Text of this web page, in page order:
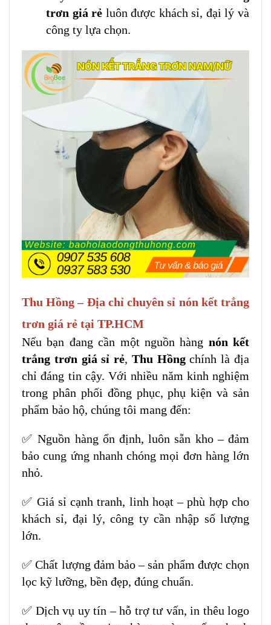
trơn giá rẻ luôn được khách sỉ, đại lý và
công ty lựa chọn.
Thu Hồng – Địa chỉ chuyên sỉ nón kết trắng
trơn giá rẻ tại TP.HCM
Nếu bạn đang cần một nguồn hàng nón kết
trắng trơn giá sỉ rẻ, Thu Hồngchính là địa
chỉ đáng tin cậy. Với nhiều năm kinh nghiệm
trong phân phối đồng phục, phụ kiện và sản
phẩm bảo hộ, chúng tôi mang đến:
✅ Nguồn hàng ổn định, luôn sẵn kho – đảm
bảo cung ứng nhanh chóng mọi đơn hàng lớn
nhỏ.
✅ Giá sỉ cạnh tranh, linh hoạt – phù hợp cho
khách sỉ, đại lý, công ty cần nhập số lượng
lớn.
✅ Chất lượng đảm bảo – sản phẩm được chọn
lọc kỹ lưỡng, bền đẹp, đúng chuẩn.
✅ Dịch vụ uy tín – hỗ trợ tư vấn, in thêu logo